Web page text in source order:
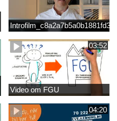
03:52
Video om FGU
04:20